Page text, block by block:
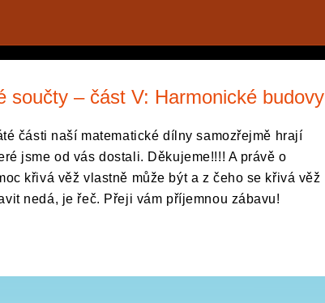
součty – část V: Harmonické budovy
části naší matematické dílny samozřejmě hrají
jsme od vás dostali. Děkujeme!!!! A právě o
křivá věž vlastně může být a z čeho se křivá věž
nedá, je řeč. Přeji vám příjemnou zábavu!